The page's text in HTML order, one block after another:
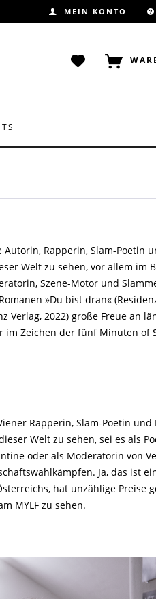
MEIN KONTO
Rapperin, Slam-Poetin
Welt zu sehen, vor allem im
Szene-Motor und
»Du bist dran«
Verlag, 2022) große Freue an
im Zeichen der fünf Minuten of
Rapperin, Slam-Poetin
Welt zu sehen, sei es als
oder als Moderatorin von
Ja, das ist
hat unzählige Preise
MYLF zu sehen.